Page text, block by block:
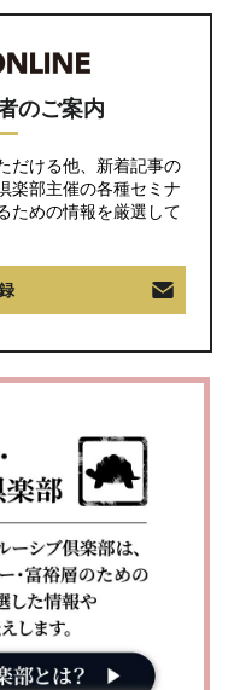
のご案内
だける他、新着記事の
楽部主催の各種セミナ
ための情報を厳選して